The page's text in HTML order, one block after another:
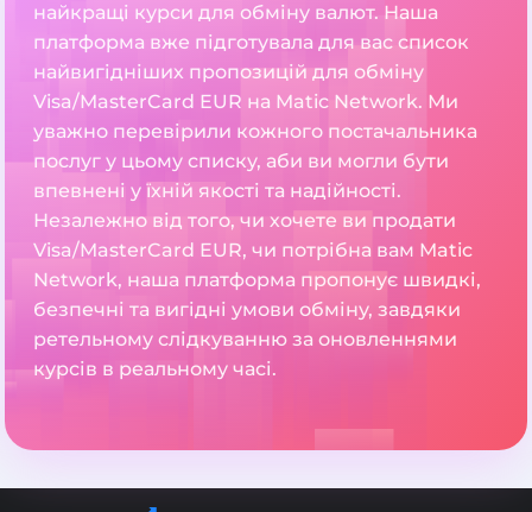
найкращі курси для обміну валют. Наша
платформа вже підготувала для вас список
найвигідніших пропозицій для обміну
Visa/MasterCard EUR на Matic Network. Ми
уважно перевірили кожного постачальника
послуг у цьому списку, аби ви могли бути
впевнені у їхній якості та надійності.
Незалежно від того, чи хочете ви продати
Visa/MasterCard EUR, чи потрібна вам Matic
Network, наша платформа пропонує швидкі,
безпечні та вигідні умови обміну, завдяки
ретельному слідкуванню за оновленнями
курсів в реальному часі.